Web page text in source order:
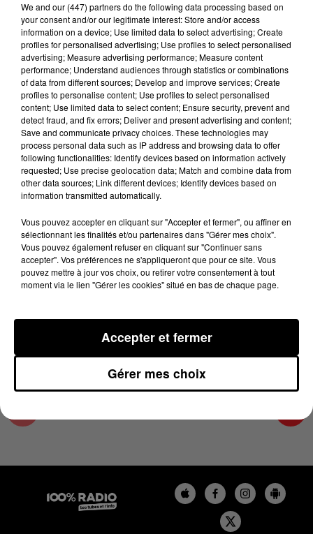
Lecture (4 min 26 sec)
100%
100% Radio les infos du Pays Catalan
21 décembre 2023 - 4 min 26 sec
LES INFOS DU PAYS CATALAN DU 21/12/2023
À 08H00
Podcasts infos du Pays Catalan
We and our (447) partnersdo the following data processing based on
your consent and/or our legitimate interest: Store and/or access
information on a device; Use limited data to select advertising; Create
profiles for personalised advertising; Use profiles to select personalised
advertising; Measure advertising performance; Measure content
performance; Understand audiences through statistics or combinations
of data from different sources; Develop and improve services; Create
profiles to personalise content; Use profiles to select personalised
content; Use limited data to select content; Ensure security, prevent and
detect fraud, and fix errors; Deliver and present advertising and content;
Save and communicate privacy choices. These technologies may
process personal data such as IP address and browsing data to offer
following functionalities: Identify devices based on information actively
requested; Use precise geolocation data; Match and combine data from
other data sources; Link different devices; Identify devices based on
information transmitted automatically.
Vous pouvez accepter en cliquant sur "Accepter et fermer", ou affiner en
sélectionnant les finalités et/ou partenaires dans "Gérer mes choix".
Vous pouvez également refuser en cliquant sur "Continuer sans
accepter". Vos préférences ne s'appliqueront que pour ce site. Vous
pouvez mettre à jour vos choix, ou retirer votre consentement à tout
moment via le lien "Gérer les cookies" situé en bas de chaque page.
Gérer mes choix
Accepter et fermer